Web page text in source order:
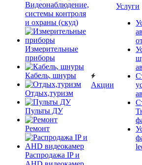
Видеонаблюдение,
системы контроля
и охраны (скуд)
Измерительные
приборы
Кабель, шнуры
Отдых,туризм
Пульты ДУ
Ремонт
Распродажа IP и
Акции
Услуги